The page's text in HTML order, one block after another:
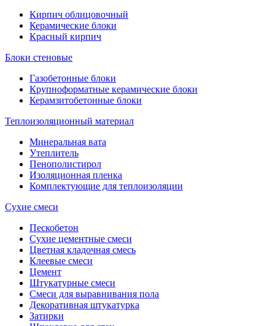
Кирпич облицовочный
Керамические блоки
Красный кирпич
Блоки стеновые
Газобетонные блоки
Крупноформатные керамические блоки
Керамзитобетонные блоки
Теплоизоляционный материал
Минеральная вата
Утеплитель
Пенополистирол
Изоляционная пленка
Комплектующие для теплоизоляции
Сухие смеси
Пескобетон
Сухие цементные смеси
Цветная кладочная смесь
Клеевые смеси
Цемент
Штукатурные смеси
Смеси для выравнивания пола
Декоративная штукатурка
Затирки